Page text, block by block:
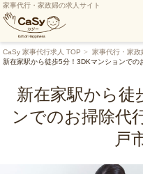
家事代行・家政婦の求人サイト
CaSy 家事代行求人 TOP 家事代行・家政
新在家駅から徒歩5分！3DKマンションでの
新在家駅から徒
ンでのお掃除代
戸